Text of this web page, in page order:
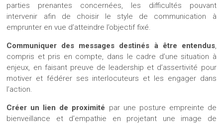
parties prenantes concernées, les difficultés pouvant
intervenir afin de choisir le style de communication à
emprunter en vue d’atteindre l’objectif fixé.
Communiquer des messages destinés à être entendus,
compris et pris en compte, dans le cadre d’une situation à
enjeux, en faisant preuve de leadership et d’assertivité pour
motiver et fédérer ses interlocuteurs et les engager dans
l’action.
Créer un lien de proximité par une posture empreinte de
bienveillance et d’empathie en projetant une image de